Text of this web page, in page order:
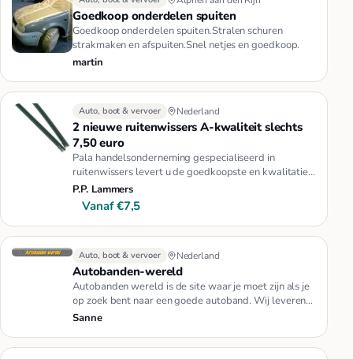
Goedkoop onderdelen spuiten
Goedkoop onderdelen spuiten.Stralen schuren
strakmaken en afspuiten.Snel netjes en goedkoop.
martin
Auto, boot & vervoer Nederland
2 nieuwe ruitenwissers A-kwaliteit slechts
7,50 euro
Pala handelsonderneming gespecialiseerd in
ruitenwissers levert u de goedkoopste en kwalitatief
beste ruitenwissers voor…
P.P. Lammers
Vanaf €7,5
Auto, boot & vervoer Nederland
Autobanden-wereld
Autobanden wereld is de site waar je moet zijn als je
op zoek bent naar een goede autoband. Wij leveren
natuurlijk zowel…
Sanne